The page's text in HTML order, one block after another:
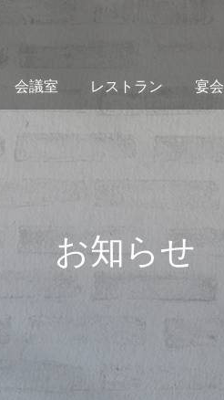
会議室 レストラン 宴会
お知らせ